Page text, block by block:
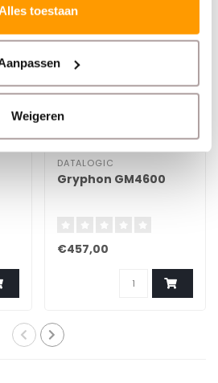
Alles toestaan
Weigeren
DATALOGIC
Gryphon GM4600
€457,00